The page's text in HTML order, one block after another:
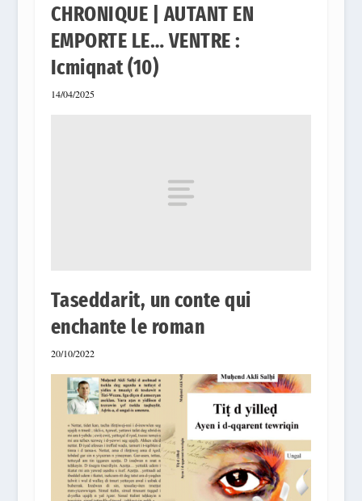
CHRONIQUE | AUTANT EN
EMPORTE LE… VENTRE :
Icmiqnat (10)
14/04/2025
Taseddarit, un conte qui
enchante le roman
20/10/2022